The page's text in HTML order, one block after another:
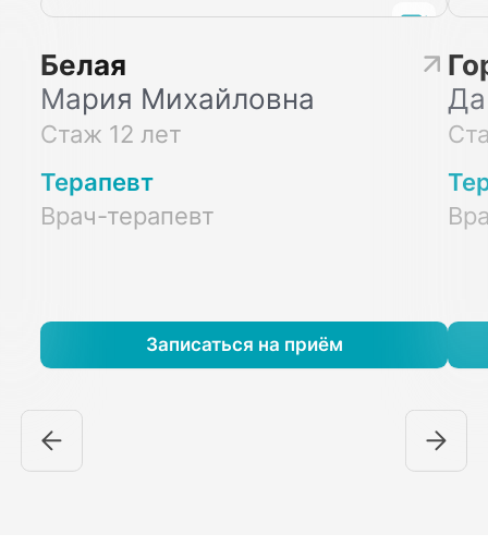
Белая
Мария Михайловна
Стаж 12 лет
Терапевт
Врач-терапевт
Записаться на приём